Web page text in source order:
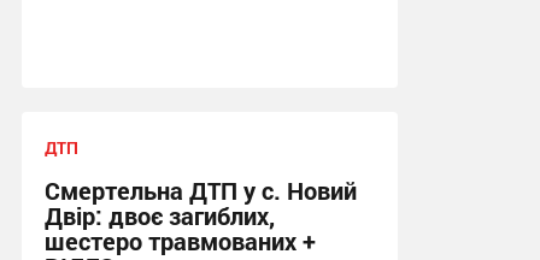
ДТП
Смертельна ДТП у с. Новий
Двір: двоє загиблих,
шестеро травмованих +